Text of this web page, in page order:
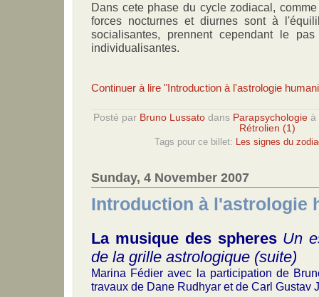
Dans cete phase du cycle zodiacal,
forces nocturnes et diurnes sont à
socialisantes, prennent cependant le
individualisantes.
Continuer à lire "Introduction à l'astrologie
Posté par Bruno Lussato dans Parapsychologie à
Rétrolien (1)
Tags pour ce billet: Les signes du
Sunday, 4 November 2007
Introduction à l'astrologie
La musique des spheres Un
de la grille astrologique (suite)
Marina Fédier avec la participation de
travaux de Dane Rudhyar et de Carl Gustav